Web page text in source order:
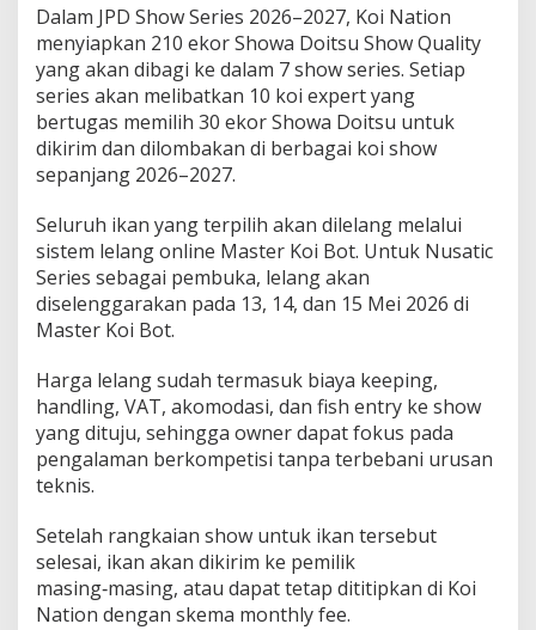
i
p
l
l
J
a
p
a
K
o
i
S
h
2
0
2
8
Dalam JPD Show Series 2026–2027, Koi Nation
menyiapkan 210 ekor Showa Doitsu Show Quality
yang akan dibagi ke dalam 7 show series. Setiap
series akan melibatkan 10 koi expert yang
bertugas memilih 30 ekor Showa Doitsu untuk
dikirim dan dilombakan di berbagai koi show
sepanjang 2026–2027.
Seluruh ikan yang terpilih akan dilelang melalui
sistem lelang online Master Koi Bot. Untuk Nusatic
Series sebagai pembuka, lelang akan
diselenggarakan pada 13, 14, dan 15 Mei 2026 di
Master Koi Bot.
Harga lelang sudah termasuk biaya keeping,
handling, VAT, akomodasi, dan fish entry ke show
yang dituju, sehingga owner dapat fokus pada
pengalaman berkompetisi tanpa terbebani urusan
teknis.
Setelah rangkaian show untuk ikan tersebut
selesai, ikan akan dikirim ke pemilik
masing‑masing, atau dapat tetap dititipkan di Koi
Nation dengan skema monthly fee.